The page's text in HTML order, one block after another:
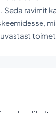
Seda ravimit
toimet.